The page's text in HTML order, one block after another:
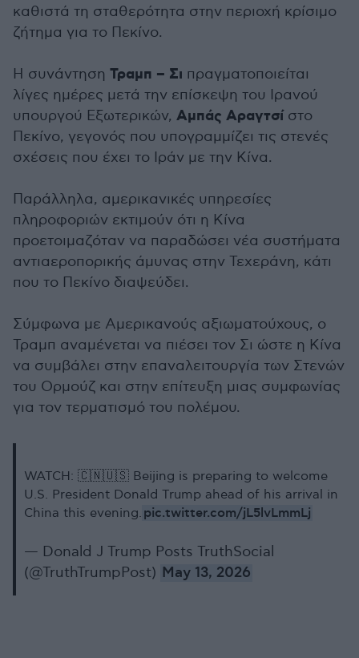
καθιστά τη σταθερότητα στην περιοχή κρίσιμο
ζήτημα για το Πεκίνο.
Η συνάντηση Τραμπ – Σι πραγματοποιείται
λίγες ημέρες μετά την επίσκεψη του Ιρανού
υπουργού Εξωτερικών, Αμπάς Αραγτσίστο
Πεκίνο, γεγονός που υπογραμμίζει τις στενές
σχέσεις που έχει το Ιράν με την Κίνα.
Παράλληλα, αμερικανικές υπηρεσίες
πληροφοριών εκτιμούν ότι η Κίνα
προετοιμαζόταν να παραδώσει νέα συστήματα
αντιαεροπορικής άμυνας στην Τεχεράνη, κάτι
που το Πεκίνο διαψεύδει.
Σύμφωνα με Αμερικανούς αξιωματούχους, ο
Τραμπ αναμένεται να πιέσει τον Σι ώστε η Κίνα
να συμβάλει στην επαναλειτουργία των Στενών
του Ορμούζ και στην επίτευξη μιας συμφωνίας
για τον τερματισμό του πολέμου.
WATCH: 🇨🇳🇺🇸 Beijing is preparing to welcome
U.S. President Donald Trump ahead of his arrival in
China this evening. pic.twitter.com/jL5lvLmmLj
— Donald J Trump Posts TruthSocial
(@TruthTrumpPost) May 13, 2026